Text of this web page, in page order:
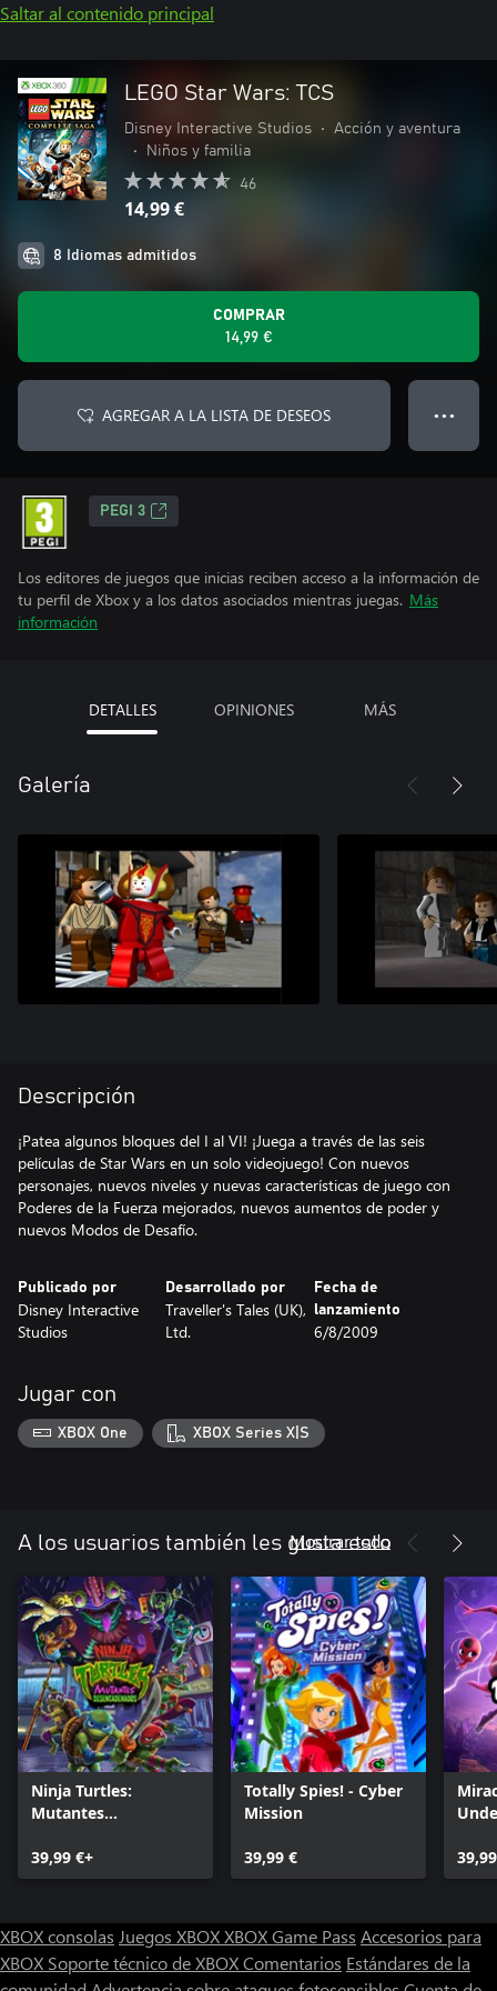
Saltar al contenido principal
LEGO Star Wars: TCS
Disney Interactive Studios •
Acción y aventura
•
Niños y familia
46
14,99 €
8 Idiomas admitidos
COMPRAR
14,99 €
AGREGAR A LA LISTA DE DESEOS ● ● ●
PEGI 3
Los editores de juegos que inicias reciben acceso a la información de
tu perfil de Xbox y a los datos asociados mientras juegas. Más
información
DETALLES OPINIONES MÁS
Galería
Descripción
¡Patea algunos bloques del I al VI! ¡Juega a través de las seis
películas de Star Wars en un solo videojuego! Con nuevos
personajes, nuevos niveles y nuevas características de juego con
Poderes de la Fuerza mejorados, nuevos aumentos de poder y
nuevos Modos de Desafío.
Publicado por
Disney Interactive
Studios
Desarrollado por
Traveller's Tales (UK),
Ltd.
Fecha de
lanzamiento
6/8/2009
Jugar con
XBOX One XBOX Series X|S
A los usuarios también les gusta esto
Mostrar todo
Ninja Turtles:
Mutantes
39,99 €+
Totally Spies! - Cyber
Mission
39,99 €
XBOX consolas Juegos XBOXXBOX Game Pass Accesorios para
XBOX Soporte técnico de XBOXComentarios Estándares de la